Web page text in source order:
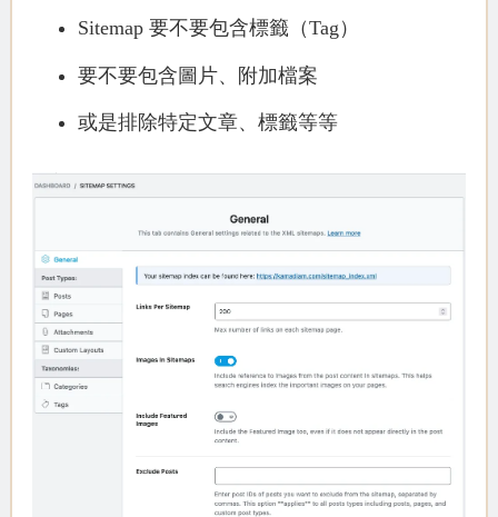
Sitemap 要不要包含標籤（Tag）
要不要包含圖片、附加檔案
或是排除特定文章、標籤等等